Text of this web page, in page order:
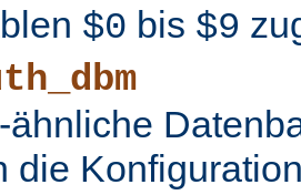
$0 bis $9
ähnliche
die